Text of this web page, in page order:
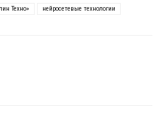
Техно» нейросетевые технологии